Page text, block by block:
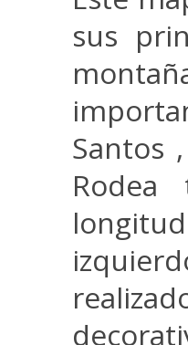
sus
Santos